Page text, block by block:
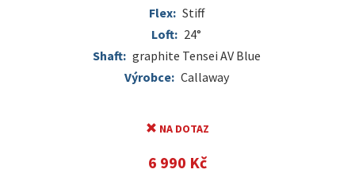
Flex: Stiff
Loft: 24°
Shaft: graphite Tensei AV Blue
Výrobce: Callaway
NA DOTAZ
6 990 Kč